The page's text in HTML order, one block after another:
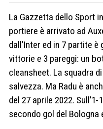
La Gazzetta dello Sport
portiere è arrivato ad
dall’Inter ed in 7 partite
vittorie e 3 pareggi: un
cleansheet. La squadra
salvezza. Ma Radu è
del 27 aprile 2022.
secondo gol del Bologna